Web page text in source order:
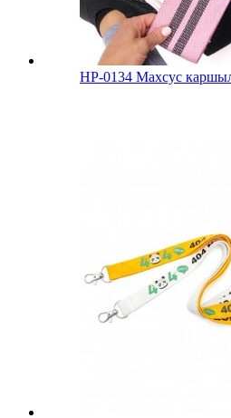
HP-0134 Махсус